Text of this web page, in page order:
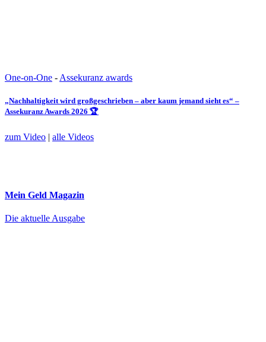
One-on-One - Assekuranz awards
„Nachhaltigkeit wird großgeschrieben – aber kaum jemand sieht es“ –
Assekuranz Awards 2026 🏆
zum Video | alle Videos
Mein Geld Magazin
Die aktuelle Ausgabe